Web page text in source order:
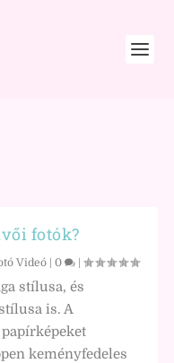
fotók?
Videó |0 |
stílusa, és
is. A
keményfedeles